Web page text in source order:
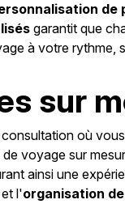
de
garantit que
à votre rythme,
sur
où
voyage sur
ainsi une
et l'organisation